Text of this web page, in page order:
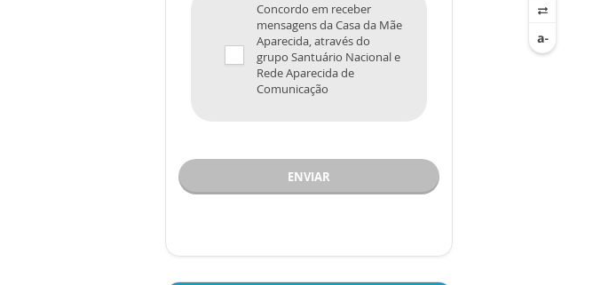
Concordo em receber
mensagens da Casa da Mãe
Aparecida, através do
grupo Santuário Nacional e
Rede Aparecida de
Comunicação
ENVIAR